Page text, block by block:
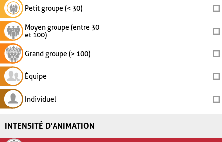
Petit groupe (< 30)
Moyen groupe (entre 30
et 100)
Grand groupe (> 100)
Équipe
Individuel
INTENSITÉ D'ANIMATION